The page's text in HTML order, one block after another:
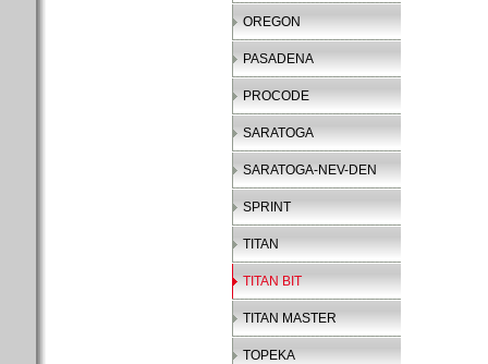
OREGON
PASADENA
PROCODE
SARATOGA
SARATOGA-NEV-DEN
SPRINT
TITAN
TITAN BIT
TITAN MASTER
TOPEKA